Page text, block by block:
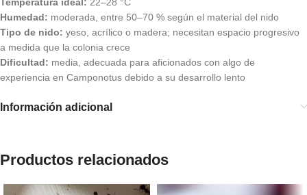
Temperatura ideal: 22–28 °C
Humedad: moderada, entre 50–70 % según el material del nido
Tipo de nido: yeso, acrílico o madera; necesitan espacio progresivo
a medida que la colonia crece
Dificultad: media, adecuada para aficionados con algo de
experiencia en Camponotus debido a su desarrollo lento
Información adicional
Productos relacionados